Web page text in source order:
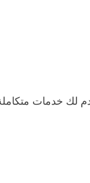
لك خدمات